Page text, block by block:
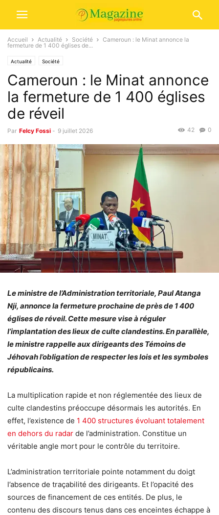
Accueil Actualité Société
Cameroun : le Minat annonce la
fermeture de 1 400 églises de...
Actualité Société
Cameroun : le Minat annonce
la fermeture de 1 400 églises
de réveil
Par Felcy Fossi - 9 juillet 2026 0
42
Le ministre de l’Administration territoriale, Paul Atanga
Nji, annonce la fermeture prochaine de près de 1 400
églises de réveil. Cette mesure vise à réguler
l’implantation des lieux de culte clandestins. En parallèle,
le ministre rappelle aux dirigeants des Témoins de
Jéhovah l’obligation de respecter les lois et les symboles
républicains.
La multiplication rapide et non réglementée des lieux de
culte clandestins préoccupe désormais les autorités. En
effet, l’existence de 1 400 structures évoluant totalement
en dehors du radar de l’administration. Constitue un
véritable angle mort pour le contrôle du territoire.
L’administration territoriale pointe notamment du doigt
l’absence de traçabilité des dirigeants. Et l’opacité des
sources de financement de ces entités. De plus, le
contenu des discours tenus dans ces enceintes échappe à